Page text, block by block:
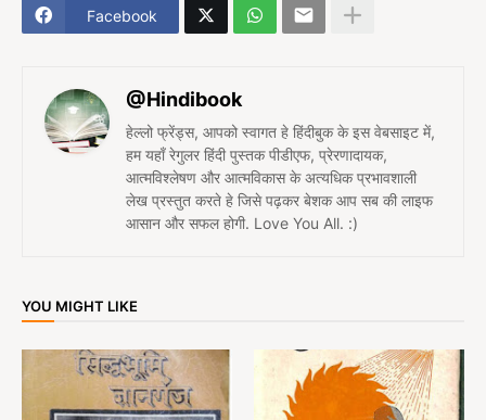
Facebook
@Hindibook
हेल्लो फ्रेंड्स, आपको स्वागत हे हिंदीबुक के इस वेबसाइट में,
हम यहाँ रेगुलर हिंदी पुस्तक पीडीएफ, प्रेरणादायक,
आत्मविश्लेषण और आत्मविकास के अत्यधिक प्रभावशाली
लेख प्रस्तुत करते हे जिसे पढ़कर बेशक आप सब की लाइफ
आसान और सफल होगी. Love You All. :)
YOU MIGHT LIKE